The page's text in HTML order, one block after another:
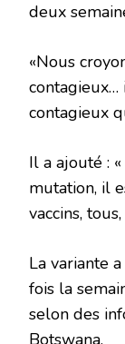
deux
«Nous
contagieux
Il a ajouté :
mutation, il
vaccins,
La variante
fois la
selon des
Botswana.